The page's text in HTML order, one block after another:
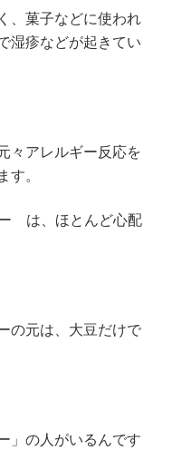
、菓子などに使われ
湿疹などが起きてい
々アレルギー反応を
す。
は、ほとんど心配
の元は、大豆だけで
」の人がいるんです